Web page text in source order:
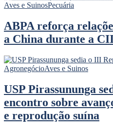
Aves e SuinosPecuária
ABPA reforça
a China durante a
AgronegócioAves e Suinos
USP Pirassununga
encontro sobre
e reprodução suína